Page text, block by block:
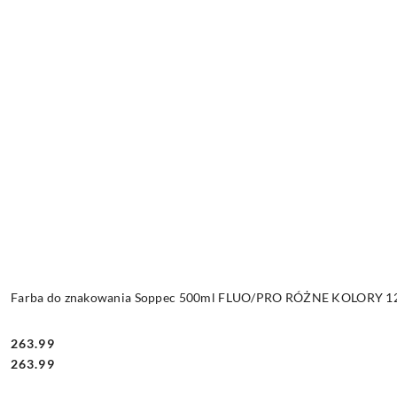
Farba do znakowania Soppec 500ml FLUO/PRO RÓŻNE KOLORY
Cena:
263.99
Cena:
263.99